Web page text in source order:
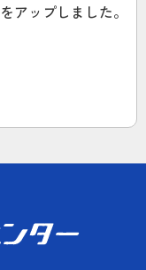
アップしました。